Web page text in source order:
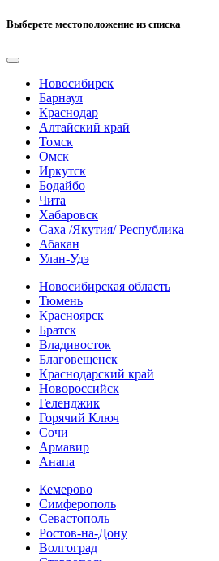
Выберете местоположение из списка
Новосибирск
Барнаул
Краснодар
Алтайский край
Томск
Омск
Иркутск
Бодайбо
Чита
Хабаровск
Саха /Якутия/ Республика
Абакан
Улан-Удэ
Новосибирская область
Тюмень
Красноярск
Братск
Владивосток
Благовещенск
Краснодарский край
Новороссийск
Геленджик
Горячий Ключ
Сочи
Армавир
Анапа
Кемерово
Симферополь
Севастополь
Ростов-на-Дону
Волгоград